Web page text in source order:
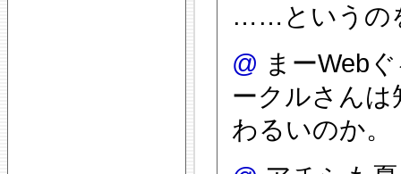
……というの
@ まーWeb
ークルさん
わるいのか。